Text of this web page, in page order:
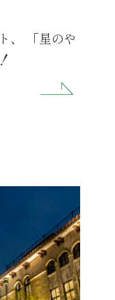
、 「星のや